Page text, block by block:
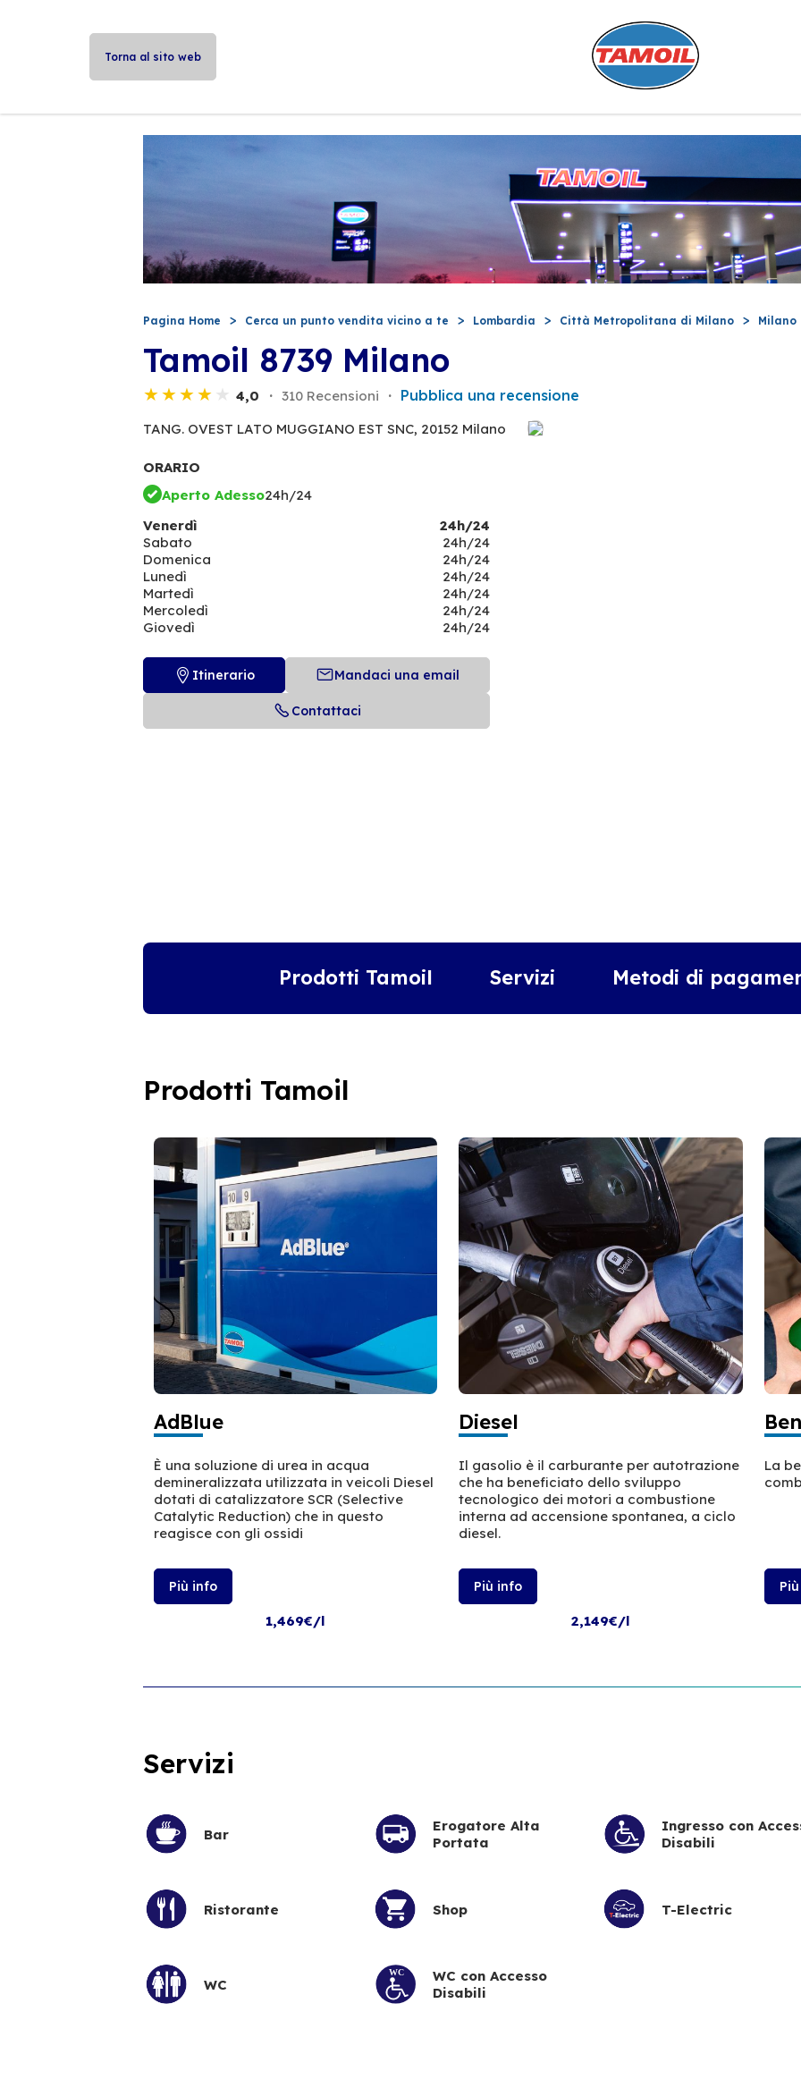
Torna al sito web
Pagina Home Cerca un punto vendita vicino a te Lombardia Città Metropolitana di Milano Milano
Tamoil 8739 Milano
4,0 310 Recensioni Pubblica una recensione
TANG. OVEST LATO MUGGIANO EST SNC, 20152 Milano
ORARIO
Aperto Adesso24h/24
Venerdì
24h/24
Sabato
24h/24
Domenica
24h/24
Lunedì
24h/24
Martedì
24h/24
Mercoledì
24h/24
Giovedì
24h/24
Itinerario Mandaci una email
Contattaci
Prodotti Tamoil Servizi Metodi di
Prodotti Tamoil
AdBlue
È una soluzione di urea in acqua
demineralizzata utilizzata in veicoli Diesel
dotati di catalizzatore SCR (Selective
Catalytic Reduction) che in questo
reagisce con gli ossidi
Più info
1,469€/l
Diesel
Il gasolio è il carburante per autotrazione
che ha beneficiato dello sviluppo
tecnologico dei motori a combustione
interna ad accensione spontanea, a ciclo
diesel.
Più info
2,149€/l
La
Servizi
Bar
Erogatore Alta
Portata
Ingresso con
Disabili
Ristorante Shop T-Electric
WC
WC con Accesso
Disabili